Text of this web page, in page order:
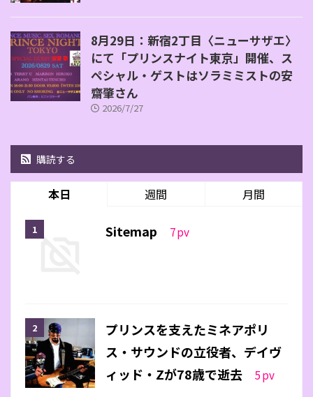
8月29日：新宿2丁目〈ニューサザエ〉
にて「プリンスナイト東京」開催、ス
ペシャル・ゲストはソラミミストの安
齋肇さん
2026/7/27
購読する
本日 週間 月間
Sitemap 7pv
プリンスを支えたミネアポリ
ス・サウンドの立役者、デイヴ
ィッド・Zが78歳で逝去
5pv